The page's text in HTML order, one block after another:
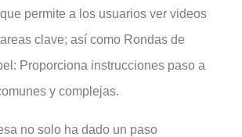
permite a los usuarios ver videos
clave; así como Rondas de
Proporciona instrucciones paso a
y complejas.
no solo ha dado un paso